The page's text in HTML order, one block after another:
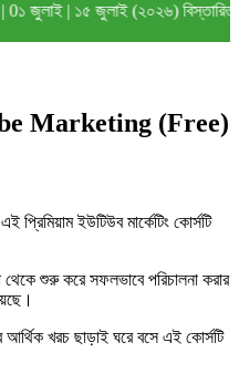
(২০২৬) বিস্তারিত জানতে
Marketing (Free)
প্রিমিয়াম ইউটিউব মার্কেটিং কোর্সটি
শুরু করে সফলভাবে পরিচালনা করার
খরচ ছাড়াই ঘরে বসে এই কোর্সটি